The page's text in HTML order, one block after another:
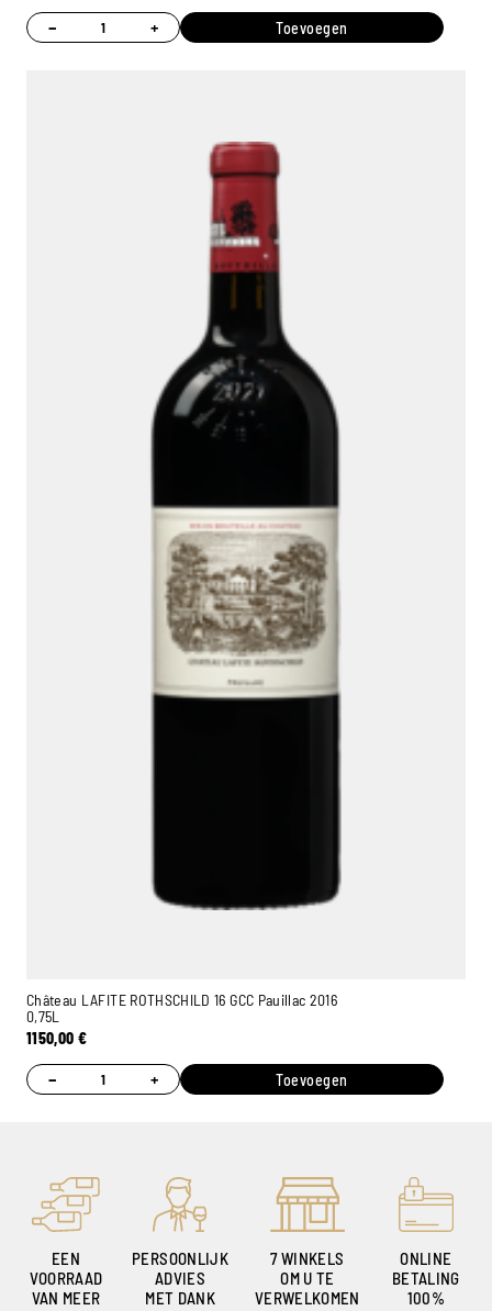
− + Toevoegen
Château LAFITE ROTHSCHILD 16 GCC Pauillac 2016
0,75L
1150,00 €
− + Toevoegen
EEN
VOORRAAD
VAN MEER
PERSOONLIJK
ADVIES
MET DANK
7 WINKELS
OM U TE
VERWELKOMEN
ONLINE
BETALING
100%